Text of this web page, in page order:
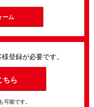
ーム
登録が必要です。
ちら
可能です。